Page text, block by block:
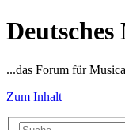
...das Forum für
Zum Inhalt